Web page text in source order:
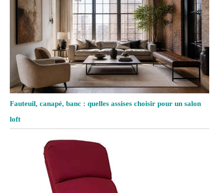
Fauteuil, canapé, banc : quelles assises choisir pour un salon
loft